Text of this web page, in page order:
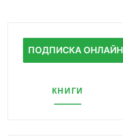
ПОДПИСКА ОНЛАЙН
КНИГИ